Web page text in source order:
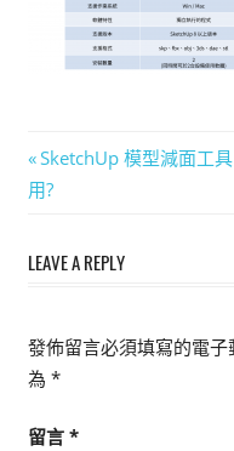
的
3D
文
章
導
Previous
Post:
SketchUp 模型減面工
用?
LEAVE A REPLY
發佈留言必須填寫的電子
為 *
留言 *